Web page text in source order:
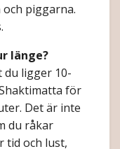
piggarna.
länge?
du ligger 10-
för
Det är inte
du råkar
tid och lust,